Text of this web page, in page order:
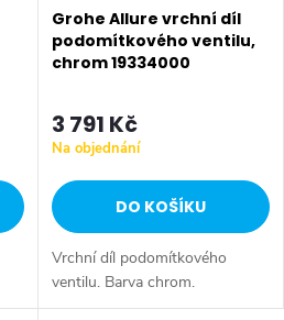
Grohe Allure vrchní díl
podomítkového ventilu,
chrom 19334000
3 791 Kč
Na objednání
DO KOŠÍKU
Vrchní díl podomítkového
ventilu. Barva chrom.